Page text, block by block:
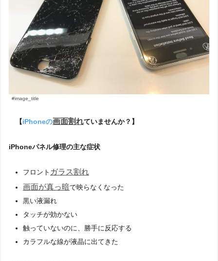
#image_title
【iPhoneの画面割れていませんか？】
iPhoneパネル修理の主な症状
フロント ガラス割れ
画面が真っ暗で映らなくなった
黒い液漏れ
タッチが効かない
触っていないのに、勝手に反応する
カラフルな線が液晶に出てきた